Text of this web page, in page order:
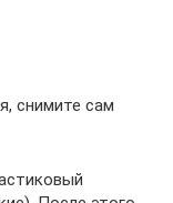
снимите сам